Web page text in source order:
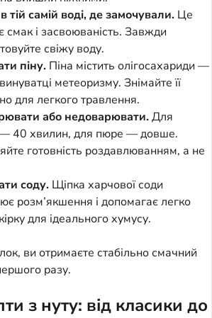
тій самій воді, де замочували. Це
смак і засвоюваність. Завжди
свіжу воду.
піну. Піна містить олігосахариди —
метеоризму. Знімайте її
для легкого травлення.
або недоварювати.Для
— 40 хвилин, для пюре — довше.
готовність роздавлюванням, а не
соду. Щіпка харчової соди
розм’якшення і допомагає легко
для ідеального хумусу.
ви отримаєте стабільно смачний
разу.
з нуту: від класики до